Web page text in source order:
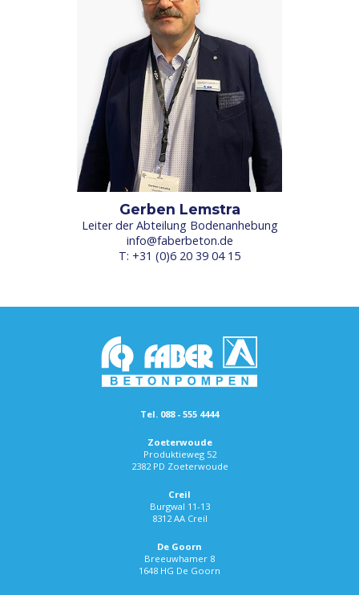
Gerben Lemstra
Leiter der Abteilung Bodenanhebung
info@faberbeton.de
T: +31 (0)6 20 39 04 15
Tel. 088 - 555 4444
Zoeterwoude
Produktieweg 52
2382 PD Zoeterwoude
Creil
Burgwal 11-13
8312 AA Creil
De Goorn
Breeuwhamer 8
1648 HG De Goorn